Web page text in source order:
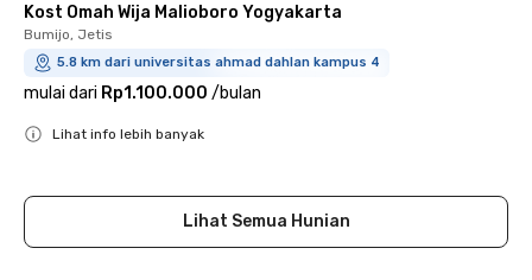
Kost Omah Wija Malioboro Yogyakarta
Bumijo, Jetis
5.8 km dari universitas ahmad dahlan kampus 4
mulai dari Rp1.100.000 /bulan
Lihat info lebih banyak
Lihat Semua Hunian